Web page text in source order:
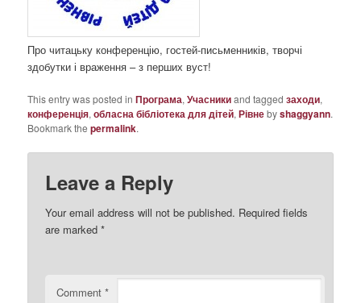
Про читацьку конференцію, гостей-письменників, творчі
здобутки і враження – з перших вуст!
This entry was posted inПрограма,Учасникиand taggedзаходи,
конференція,обласна бібліотека для дітей,Рівнеbyshaggyann.
Bookmark thepermalink.
Leave a Reply
Your email address will not be published. Required fields
are marked*
Comment*